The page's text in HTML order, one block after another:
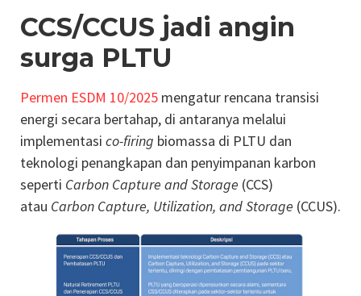
CCS/CCUS jadi angin
surga PLTU
Permen ESDM 10/2025 mengatur rencana transisi
energi secara bertahap, di antaranya melalui
implementasi co-firing biomassa di PLTU dan
teknologi penangkapan dan penyimpanan karbon
seperti Carbon Capture and Storage (CCS)
atau Carbon Capture, Utilization, and Storage (CCUS).